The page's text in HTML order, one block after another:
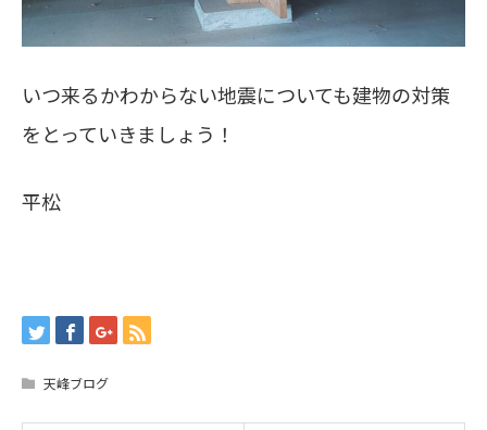
いつ来るかわからない地震についても建物の対策
をとっていきましょう！
平松
天峰ブログ